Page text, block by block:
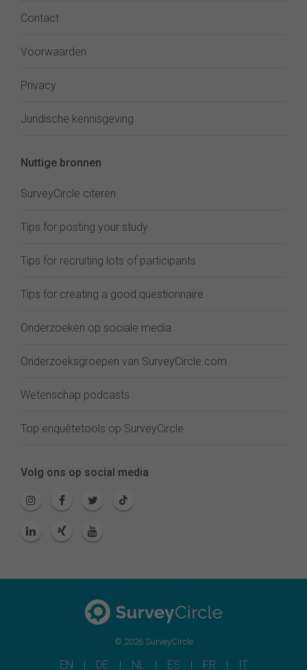
Contact
Voorwaarden
Privacy
Juridische kennisgeving
Nuttige bronnen
SurveyCircle citeren
Tips for posting your study
Tips for recruiting lots of participants
Tips for creating a good questionnaire
Onderzoeken op sociale media
Onderzoeksgroepen van SurveyCircle.com
Wetenschap podcasts
Top enquêtetools op SurveyCircle
Volg ons op social media
© 2026 SurveyCircle
EN DE NL ES FR IT